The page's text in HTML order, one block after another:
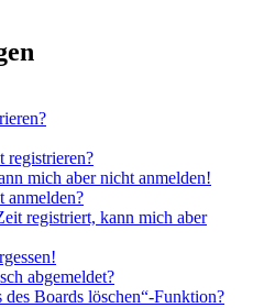
registrieren?
mich aber nicht anmelden!
anmelden?
registriert, kann mich aber
abgemeldet?
Boards löschen“-Funktion?